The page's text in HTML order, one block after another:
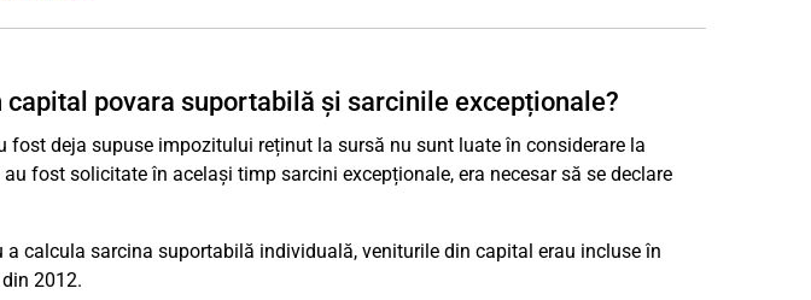
povara suportabilă și sarcinile excepționale?
fost deja supuse impozitului reținut la sursă nu sunt luate în considerare la
fost solicitate în același timp sarcini excepționale, era necesar să se declare
calcula sarcina suportabilă individuală, veniturile din capital erau incluse în
2012.